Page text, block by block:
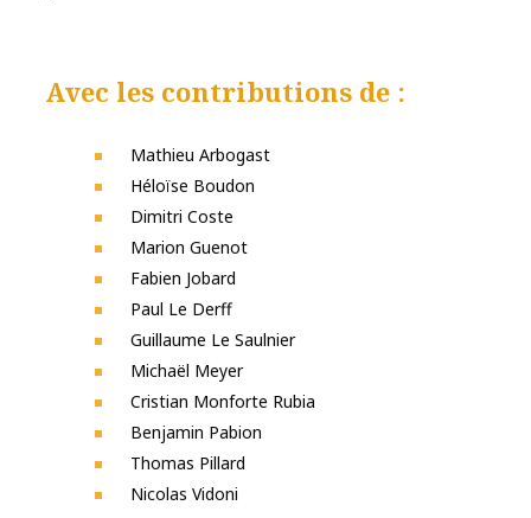
Avec les contributions de :
Mathieu Arbogast
Héloïse Boudon
Dimitri Coste
Marion Guenot
Fabien Jobard
Paul Le Derff
Guillaume Le Saulnier
Michaël Meyer
Cristian Monforte Rubia
Benjamin Pabion
Thomas Pillard
Nicolas Vidoni